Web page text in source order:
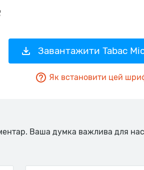
Завантажити Tabac
Як встановити цей
Ваша думка важлива для